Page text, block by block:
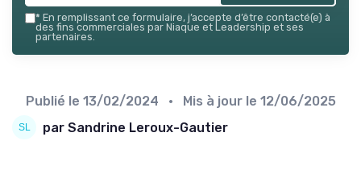
* En remplissant ce formulaire, j’accepte d’être contacté(e) à
des fins commerciales par Niaque et Leadership et ses
partenaires.
Publié le 13/02/2024 • Mis à jour le 12/06/2025
par Sandrine Leroux-Gautier